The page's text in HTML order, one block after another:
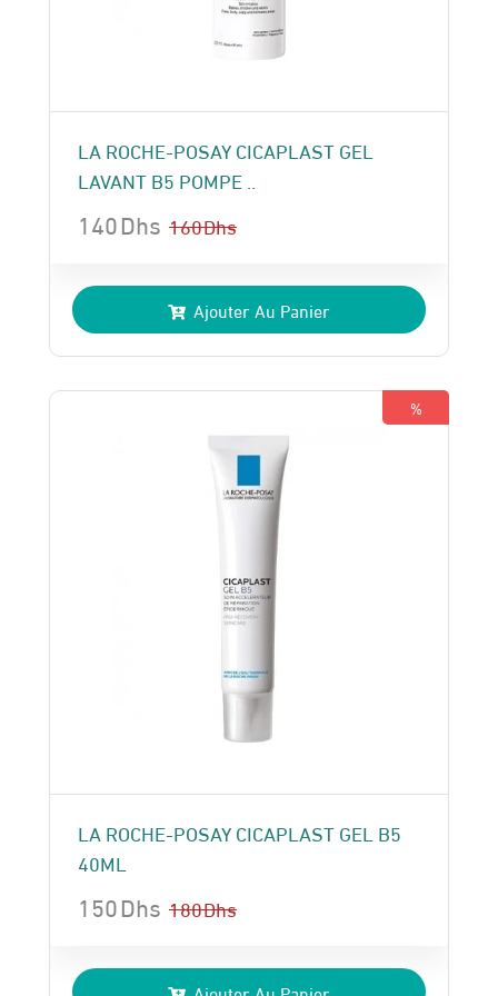
LA ROCHE-POSAY CICAPLAST GEL
LAVANT B5 POMPE ..
160Dhs
prix
initial
était :
160 Dhs.
140Dhs
prix
actuel
est :
140 Dhs.
Ajouter Au Panier
%
LA ROCHE-POSAY CICAPLAST GEL B5
40ML
180Dhs
prix
150Dhs
prix